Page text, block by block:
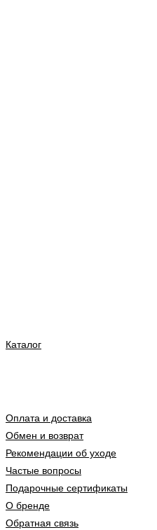
Каталог
Оплата и доставка
Обмен и возврат
Рекомендации об уходе
Частые вопросы
Подарочные сертификаты
О бренде
Обратная связь